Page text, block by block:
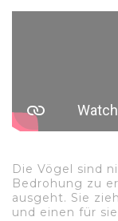
Die Vögel sind
Bedrohung zu
ausgeht. Sie
und einen für